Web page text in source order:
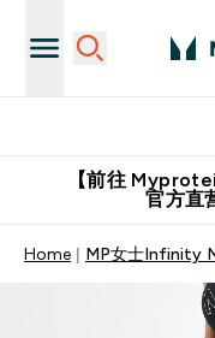
【前往
官方直
Home MP女士Infinity